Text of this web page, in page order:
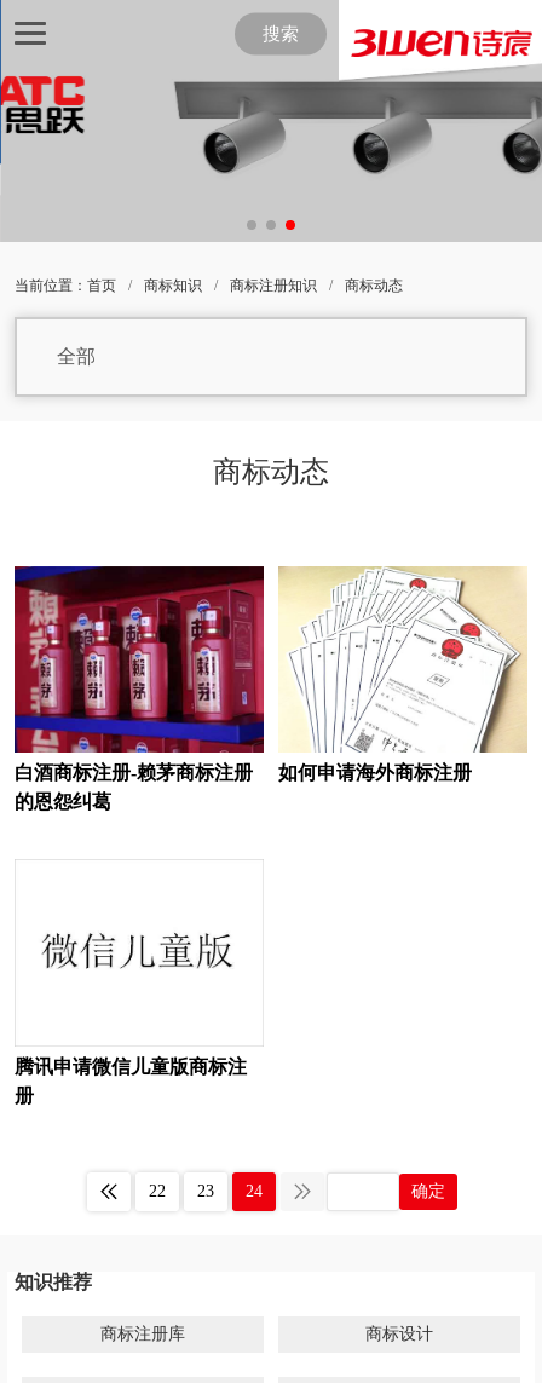
搜索
当前位置： 首页 / 商标知识 / 商标注册知识 / 商标动态
全部
商标动态
白酒商标注册-赖茅商标注册
的恩怨纠葛
如何申请海外商标注册
腾讯申请微信儿童版商标注
册
22 23 24 确定
知识推荐
商标注册库 商标设计